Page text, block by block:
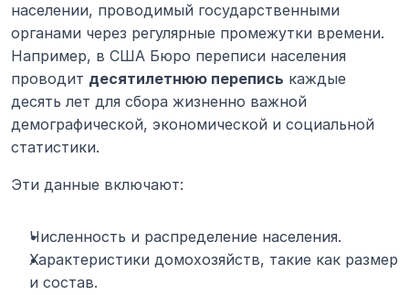
населении, проводимый государственными
органами через регулярные промежутки времени.
Например, в США Бюро переписи населения
проводит десятилетнюю перепись каждые
десять лет для сбора жизненно важной
демографической, экономической и социальной
статистики.
Эти данные включают:
Численность и распределение населения.
Характеристики домохозяйств, такие как размер
и состав.